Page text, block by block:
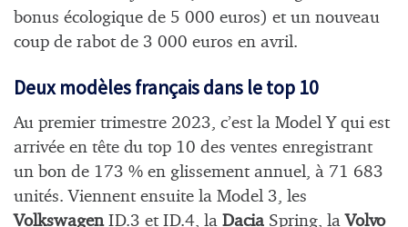
bonus écologique de 5 000 euros) et un nouveau
coup de rabot de 3 000 euros en avril.
Deux modèles français dans le top 10
Au premier trimestre 2023, c’est la Model Y qui est
arrivée en tête du top 10 des ventes enregistrant
un bon de 173 % en glissement annuel, à 71 683
unités. Viennent ensuite la Model 3, les
Volkswagen ID.3 et ID.4, la Dacia Spring, la Volvo